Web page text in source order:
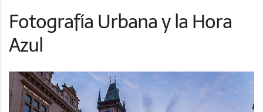
Fotografía Urbana y la Hora
Azul